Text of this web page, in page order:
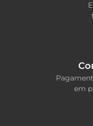
em